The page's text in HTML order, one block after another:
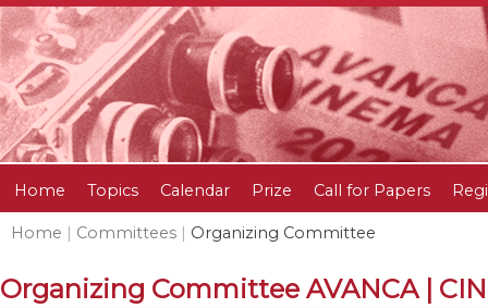
Home Topics Calendar Prize Call for Papers
Home | Committees | Organizing Committee
Organizing Committee AVANCA |